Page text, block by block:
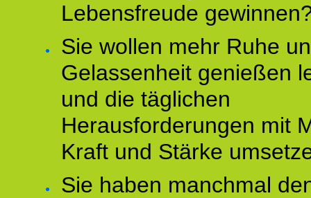
Lebensfreude
Sie wollen mehr Ruhe
Gelassenheit genießen
und die täglichen
Herausforderungen mit
Kraft und Stärke
Sie haben manchmal